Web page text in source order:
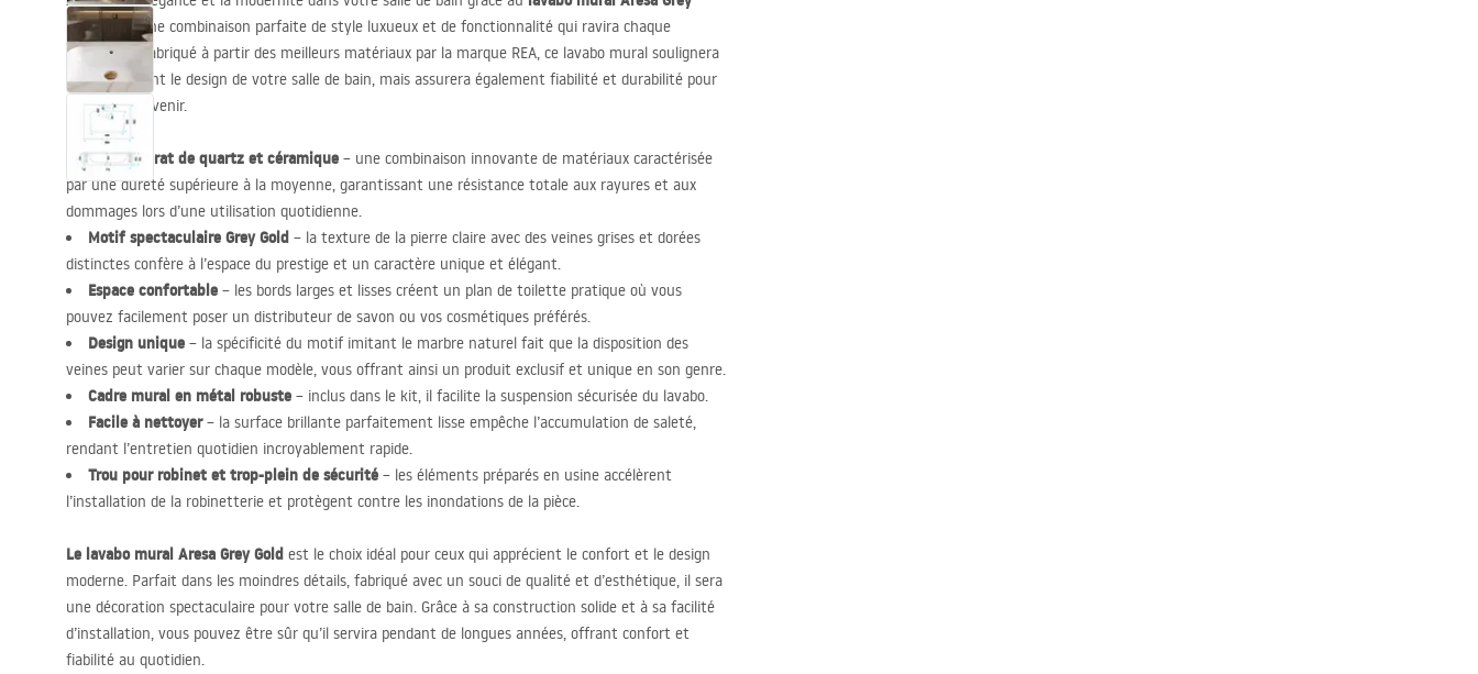
Gold. C’est une combinaison parfaite de style luxueux et de fonctionnalité qui ravira chaque
utilisateur. Fabriqué à partir des meilleurs matériaux par la marque REA, ce lavabo mural soulignera
non seulement le design de votre salle de bain, mais assurera également fiabilité et durabilité pour
les années à venir.
Conglomérat de quartz et céramique – une combinaison innovante de matériaux caractérisée
par une dureté supérieure à la moyenne, garantissant une résistance totale aux rayures et aux
dommages lors d’une utilisation quotidienne.
Motif spectaculaire Grey Gold – la texture de la pierre claire avec des veines grises et dorées
distinctes confère à l’espace du prestige et un caractère unique et élégant.
Espace confortable – les bords larges et lisses créent un plan de toilette pratique où vous
pouvez facilement poser un distributeur de savon ou vos cosmétiques préférés.
Design unique – la spécificité du motif imitant le marbre naturel fait que la disposition des
veines peut varier sur chaque modèle, vous offrant ainsi un produit exclusif et unique en son genre.
Cadre mural en métal robuste – inclus dans le kit, il facilite la suspension sécurisée du lavabo.
Facile à nettoyer– la surface brillante parfaitement lisse empêche l’accumulation de saleté,
rendant l’entretien quotidien incroyablement rapide.
Trou pour robinet et trop-plein de sécurité – les éléments préparés en usine accélèrent
l’installation de la robinetterie et protègent contre les inondations de la pièce.
Le lavabo mural Aresa Grey Gold est le choix idéal pour ceux qui apprécient le confort et le design
moderne. Parfait dans les moindres détails, fabriqué avec un souci de qualité et d’esthétique, il sera
une décoration spectaculaire pour votre salle de bain. Grâce à sa construction solide et à sa facilité
d’installation, vous pouvez être sûr qu’il servira pendant de longues années, offrant confort et
fiabilité au quotidien.